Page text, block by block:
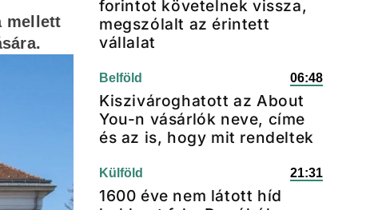
mellett
forintot követelnek vissza,
megszólalt az érintett
vállalat
Belföld 06:48
Kiszivároghatott az About
You-n vásárlók neve, címe
és az is, hogy mit rendeltek
Külföld 21:31
1600 éve nem látott híd